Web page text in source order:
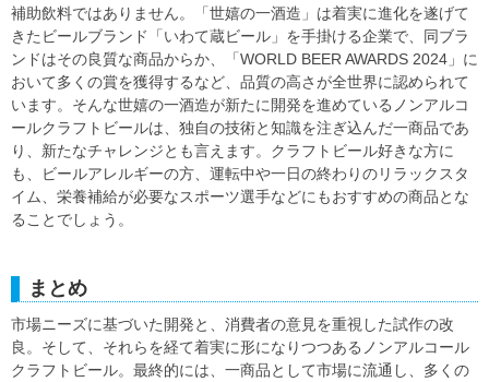
補助飲料ではありません。「世嬉の一酒造」は着実に進化を遂げて
きたビールブランド「いわて蔵ビール」を手掛ける企業で、同ブラ
ンドはその良質な商品からか、「WORLD BEER AWARDS 2024」に
おいて多くの賞を獲得するなど、品質の高さが全世界に認められて
います。そんな世嬉の一酒造が新たに開発を進めているノンアルコ
ールクラフトビールは、独自の技術と知識を注ぎ込んだ一商品であ
り、新たなチャレンジとも言えます。クラフトビール好きな方に
も、ビールアレルギーの方、運転中や一日の終わりのリラックスタ
イム、栄養補給が必要なスポーツ選手などにもおすすめの商品とな
ることでしょう。
まとめ
市場ニーズに基づいた開発と、消費者の意見を重視した試作の改
良。そして、それらを経て着実に形になりつつあるノンアルコール
クラフトビール。最終的には、一商品として市場に流通し、多くの